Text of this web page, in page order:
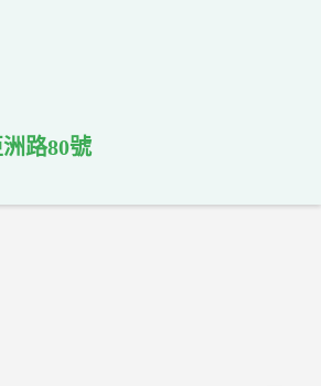
路80號